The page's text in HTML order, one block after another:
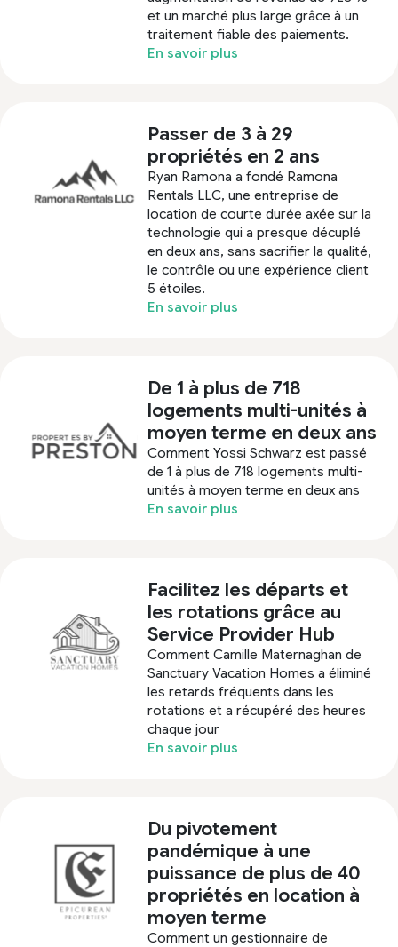
et un marché plus large grâce à un
traitement fiable des paiements.
En savoir plus
Passer de 3 à 29
propriétés en 2 ans
Ryan Ramona a fondé Ramona
Rentals LLC, une entreprise de
location de courte durée axée sur la
technologie qui a presque décuplé
en deux ans, sans sacrifier la qualité,
le contrôle ou une expérience client
5 étoiles.
En savoir plus
De 1 à plus de 718
logements multi-unités à
moyen terme en deux ans
Comment Yossi Schwarz est passé
de 1 à plus de 718 logements multi-
unités à moyen terme en deux ans
En savoir plus
Facilitez les départs et
les rotations grâce au
Service Provider Hub
Comment Camille Maternaghan de
Sanctuary Vacation Homes a éliminé
les retards fréquents dans les
rotations et a récupéré des heures
chaque jour
En savoir plus
Du pivotement
pandémique à une
puissance de plus de 40
propriétés en location à
moyen terme
Comment un gestionnaire de